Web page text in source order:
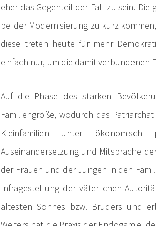
eher das Gegenteil der Fall zu sein.
bei der Modernisierung zu kurz
diese treten heute für mehr
einfach nur, um die damit verbundenen
Auf die Phase des starken
Familiengröße, wodurch das
Kleinfamilien unter ökonomisch
Auseinandersetzung und Mitsprache
der Frauen und der Jungen in den
Infragestellung der väterlichen
ältesten Sohnes bzw. Bruders und